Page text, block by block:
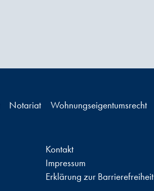
Notariat Wohnungseigentumsrecht
Kontakt
Impressum
Erklärung zur Barrierefreiheit